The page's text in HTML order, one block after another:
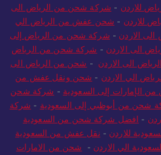
للاردن - شركة شحن من الرياض الى
للاردن - شحن عفش من الرياض الي
الاردن - شركة شحن من الرياض إلى
الى الاردن - شركة شحن من الرياض
الى الاردن - شحن من الرياض الى
الي الاردن - شحن ونقل عفش من
الإمارات إلى السعودية - شركة شحن
شحن من أبوظبي إلى السعودية - شركة
- افضل شركة شحن من السعودية
للاردن - نقل عفش من السعودية
الي الاردن - شحن من الامارات